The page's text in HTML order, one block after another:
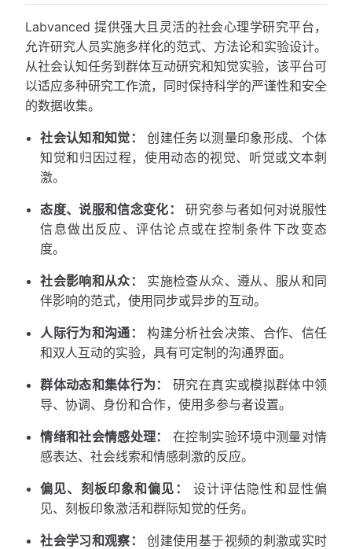
Labvanced 提供强大且灵活的社会心理学研究平台，
允许研究人员实施多样化的范式、方法论和实验设计。
从社会认知任务到群体互动研究和知觉实验，该平台可
以适应多种研究工作流，同时保持科学的严谨性和安全
的数据收集。
社会认知和知觉：
创建任务以测量印象形成、个体
知觉和归因过程，使用动态的视觉、听觉或文本刺
激。
态度、说服和信念变化：
研究参与者如何对说服性
信息做出反应、评估论点或在控制条件下改变态
度。
社会影响和从众：
实施检查从众、遵从、服从和同
伴影响的范式，使用同步或异步的互动。
人际行为和沟通：
构建分析社会决策、合作、信任
和双人互动的实验，具有可定制的沟通界面。
群体动态和集体行为：
研究在真实或模拟群体中领
导、协调、身份和合作，使用多参与者设置。
情绪和社会情感处理：
在控制实验环境中测量对情
感表达、社会线索和情感刺激的反应。
偏见、刻板印象和偏见：
设计评估隐性和显性偏
见、刻板印象激活和群际知觉的任务。
社会学习和观察：
创建使用基于视频的刺激或实时